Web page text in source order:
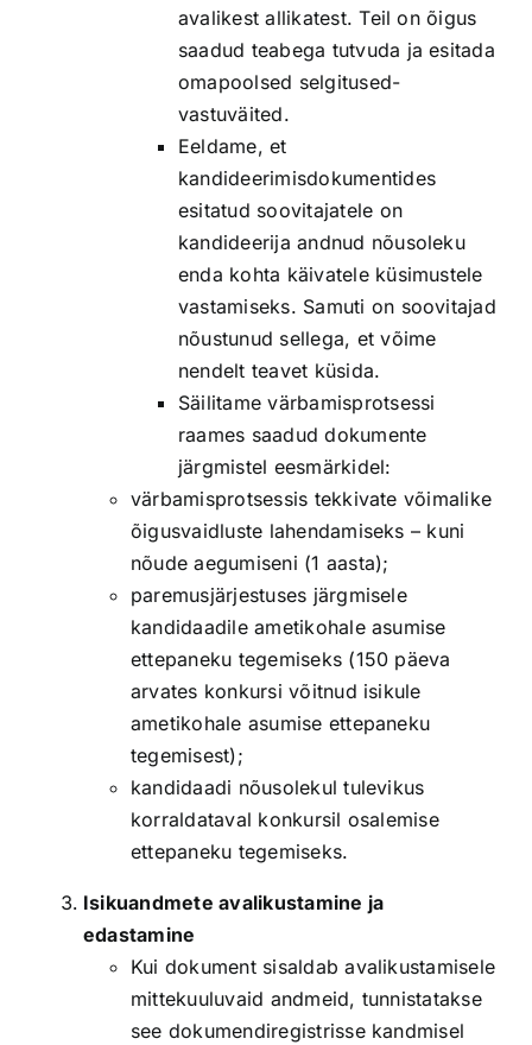
avalikest allikatest. Teil on õigus
saadud teabega tutvuda ja esitada
omapoolsed selgitused-
vastuväited.
Eeldame, et
kandideerimisdokumentides
esitatud soovitajatele on
kandideerija andnud nõusoleku
enda kohta käivatele küsimustele
vastamiseks. Samuti on soovitajad
nõustunud sellega, et võime
nendelt teavet küsida.
Säilitame värbamisprotsessi
raames saadud dokumente
järgmistel eesmärkidel:
värbamisprotsessis tekkivate võimalike
õigusvaidluste lahendamiseks – kuni
nõude aegumiseni (1 aasta);
paremusjärjestuses järgmisele
kandidaadile ametikohale asumise
ettepaneku tegemiseks (150 päeva
arvates konkursi võitnud isikule
ametikohale asumise ettepaneku
tegemisest);
kandidaadi nõusolekul tulevikus
korraldataval konkursil osalemise
ettepaneku tegemiseks.
Isikuandmete avalikustamine ja
edastamine
Kui dokument sisaldab avalikustamisele
mittekuuluvaid andmeid, tunnistatakse
see dokumendiregistrisse kandmisel